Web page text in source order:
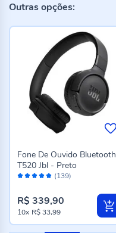
Outras opções:
Avaliação: (139)
Fone De Ouvido Bluetooth
T520 Jbl - Preto
R$ 339,90
10x R$ 33,99